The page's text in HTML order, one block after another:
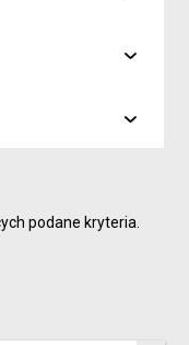
podane kryteria.